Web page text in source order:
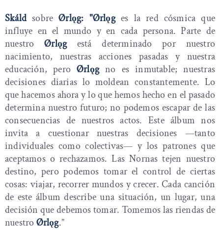
SkáldsobreØrlǫg: "Ørlǫges la red cósmica que
influye en el mundo y en cada persona. Parte de
nuestroØrlǫgestá determinado por nuestro
nacimiento, nuestras acciones pasadas y nuestra
educación, peroØrlǫgno es inmutable; nuestras
decisiones diarias lo moldean constantemente. Lo
que hacemos ahora y lo que hemos hecho en el pasado
determina nuestro futuro; no podemos escapar de las
consecuencias de nuestros actos. Este álbum nos
invita a cuestionar nuestras decisiones —tanto
individuales como colectivas— y los patrones que
aceptamos o rechazamos. Las Nornas tejen nuestro
destino, pero podemos tomar el control de ciertas
cosas: viajar, recorrer mundos y crecer. Cada canción
de este álbum describe una situación, un lugar, una
decisión que debemos tomar. Tomemos las riendas de
nuestroØrlǫg.”